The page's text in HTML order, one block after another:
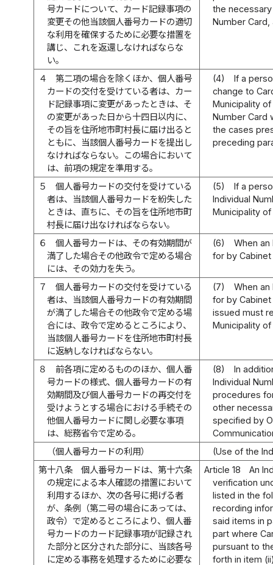
号カードについて、カード記録事項の
変更その他当該個人番号カードの適切
な利用を確保するために必要な措置を
講じ、これを返還しなければならな
い。
the
Number
４
第二項の場合を除くほか、個人番号
カードの交付を受けている者は、カー
ド記録事項に変更があったときは、そ
の変更があった日から十四日以内に、
その旨を住所地市町村長に届け出ると
ともに、当該個人番号カードを提出し
なければならない。この場合において
は、前項の規定を準用する。
(4)
If a
change to
Municipality
Number Card
the cases
preceding
５
個人番号カードの交付を受けている
者は、当該個人番号カードを紛失した
ときは、直ちに、その旨を住所地市町
村長に届け出なければならない。
(5)
If a
Individual
Municipality
６
個人番号カードは、その有効期間が
満了した場合その他政令で定める場合
には、その効力を失う。
(6)
When
for by
７
個人番号カードの交付を受けている
者は、当該個人番号カードの有効期間
が満了した場合その他政令で定める場
合には、政令で定めるところにより、
当該個人番号カードを住所地市町村長
に返納しなければならない。
(7)
When
for by
issued must
Municipality
８
前各項に定めるもののほか、個人番
号カードの様式、個人番号カードの有
効期間及び個人番号カードの再交付を
受けようとする場合における手続その
他個人番号カードに関し必要な事項
は、総務省令で定める。
(8)
In
Individual
procedures
other
specified by
（個人番号カードの利用）
(Use of the
第十八条
個人番号カードは、第十六条
の規定による本人確認の措置において
利用するほか、次の各号に掲げる者
が、条例（第二号の場合にあっては、
政令）で定めるところにより、個人番
号カードのカード記録事項が記録され
た部分と区分された部分に、当該各号
に定める事務を処理するために必要な
Article 18
An
verification
listed in the
recording
said items in
part where
pursuant to
forth in item